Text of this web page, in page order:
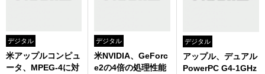
デジタル
米アップルコンピュ
ータ、MPEG-4に対
デジタル
米NVIDIA、GeForc
e2の4倍の処理性能
デジタル
アップル、デュアル
PowerPC G4-1GHz